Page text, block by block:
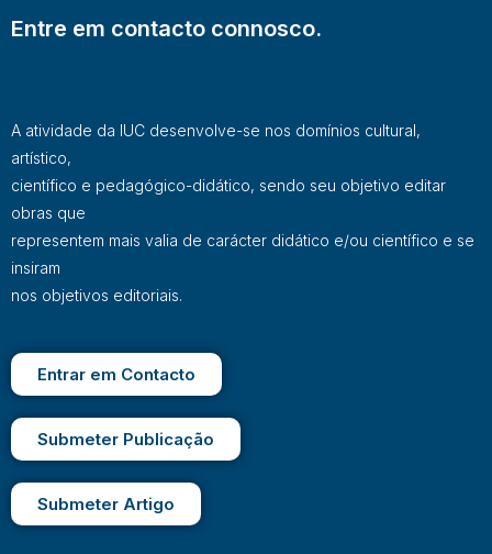
Entre em contacto connosco.
A atividade da IUC desenvolve-se nos domínios cultural,
artístico,
científico e pedagógico-didático, sendo seu objetivo editar
obras que
representem mais valia de carácter didático e/ou científico e se
insiram
nos objetivos editoriais.
Entrar em Contacto
Submeter Publicação
Submeter Artigo